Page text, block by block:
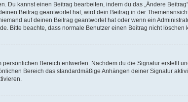
kannst einen Beitrag bearbeiten, indem du das „Ändere
Beitrag geantwortet hat, wird dein Beitrag in der
auf deinen Beitrag geantwortet hat oder wenn ein
Bitte beachte, dass normale Benutzer einen Beitrag nicht löschen
Bereich entwerfen. Nachdem du die Signatur erstellt
Bereich das standardmäßige Anhängen deiner Signatur